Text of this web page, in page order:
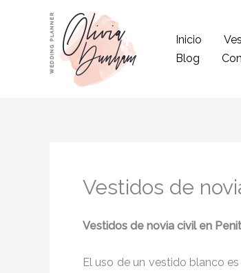
contenido
Inicio
Blog
Vestidos de
Vestidos de novia civil en
El uso de un vestido blanco